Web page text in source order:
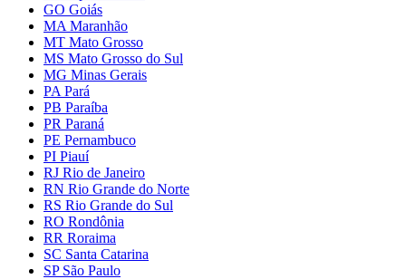
GO Goiás
MA Maranhão
MT Mato Grosso
MS Mato Grosso do Sul
MG Minas Gerais
PA Pará
PB Paraíba
PR Paraná
PE Pernambuco
PI Piauí
RJ Rio de Janeiro
RN Rio Grande do Norte
RS Rio Grande do Sul
RO Rondônia
RR Roraima
SC Santa Catarina
SP São Paulo